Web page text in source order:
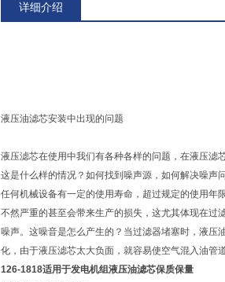
详细介绍
液压油滤芯安装中出现的问题
液压滤芯在使用中我们有各种各样的问题，在液压滤
这是什么样的情况？如何找到噪声源，如何解决噪声
任何机械设备有一定的使用寿命，超过规定的使用年
不然严重的甚至会带来生产的损失，这尤其体现在过
噪声。这噪音是怎么产生的？当过滤器堵塞时，液压
化，由于液压滤芯太大负面，就容易使空气混入油管
126-1818适用于发电机组液压油滤芯保质保量